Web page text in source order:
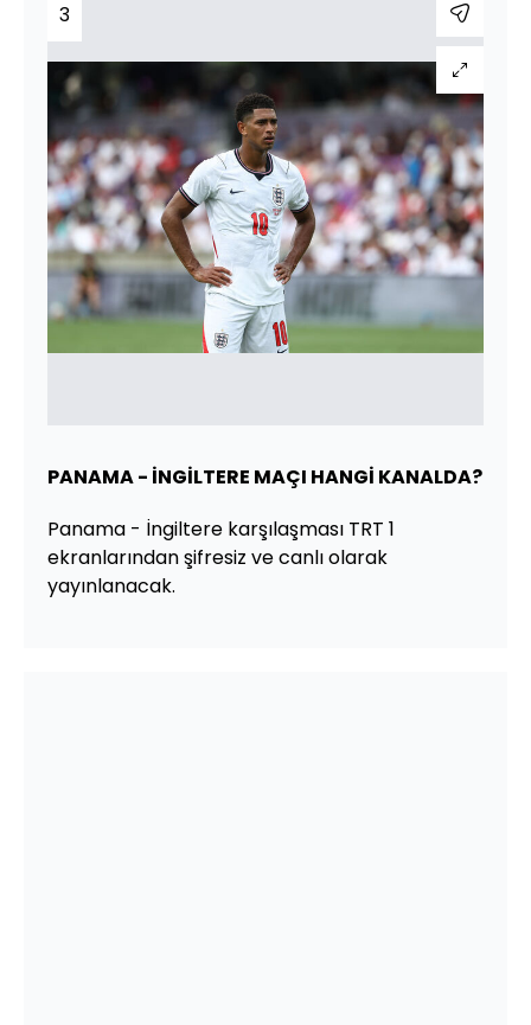
3
PANAMA - İNGİLTERE MAÇI HANGİ KANALDA?
Panama - İngiltere karşılaşması TRT 1
ekranlarından şifresiz ve canlı olarak
yayınlanacak.